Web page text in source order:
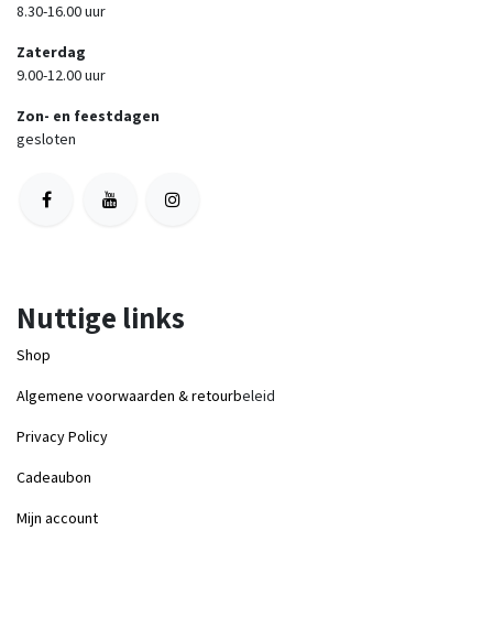
8.30-16.00 uur
Zaterdag
9.00-12.00 uur
Zon- en feestdagen
gesloten
Nuttige links
Shop
Algemene voorwaarden & retourbeleid
Privacy Policy
Cadeaubon
Mijn account